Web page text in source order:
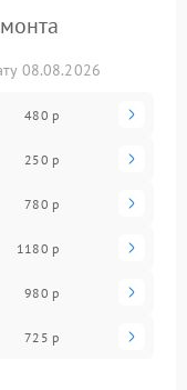
08.08.2026
480 р
250 р
780 р
1180 р
980 р
725 р